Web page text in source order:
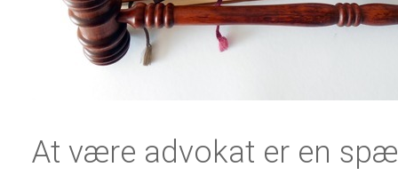
At være advokat er en